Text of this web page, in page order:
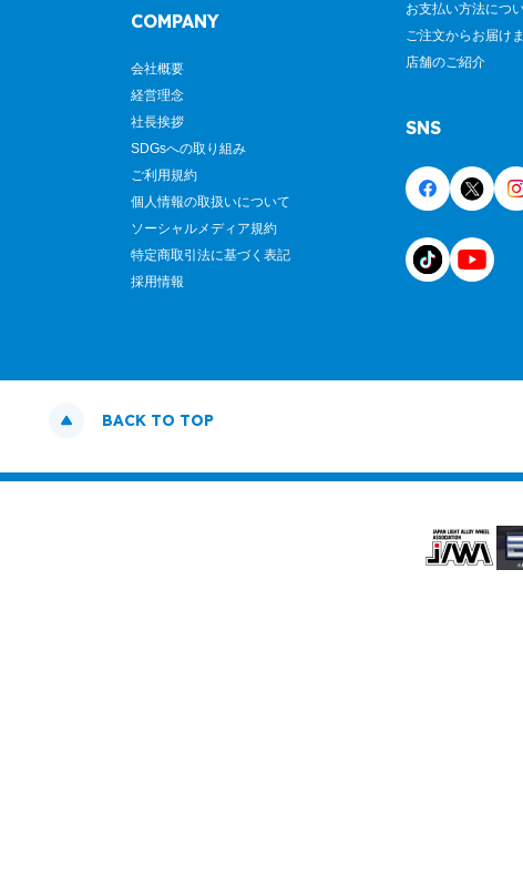
COMPANY
会社概要
経営理念
社長挨拶
SDGsへの取り組み
ご利用規約
個人情報の取扱いについて
ソーシャルメディア規約
特定商取引法に基づく表記
採用情報
お支払い方法につ
ご注文からお届け
店舗のご紹介
SNS
BACK TO TOP